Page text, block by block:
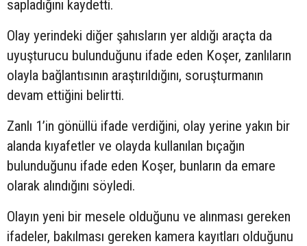
sapladığını kaydetti.
Olay yerindeki diğer şahısların yer aldığı araçta da
uyuşturucu bulunduğunu ifade eden Koşer, zanlıların
olayla bağlantısının araştırıldığını, soruşturmanın
devam ettiğini belirtti.
Zanlı 1’in gönüllü ifade verdiğini, olay yerine yakın bir
alanda kıyafetler ve olayda kullanılan bıçağın
bulunduğunu ifade eden Koşer, bunların da emare
olarak alındığını söyledi.
Olayın yeni bir mesele olduğunu ve alınması gereken
ifadeler, bakılması gereken kamera kayıtları olduğunu